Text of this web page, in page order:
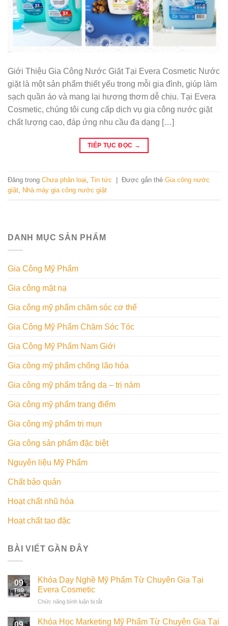
Giới Thiệu Gia Công Nước Giặt Tại Evera Cosmetic Nước
giặt là một sản phẩm thiết yếu trong mỗi gia đình, giúp làm
sạch quần áo và mang lại hương thơm dễ chịu. Tại Evera
Cosmetic, chúng tôi cung cấp dịch vụ gia công nước giặt
chất lượng cao, đáp ứng nhu cầu đa dạng […]
TIẾP TỤC ĐỌC →
Đăng trong Chưa phân loại, Tin tức Được gắn thẻ Gia công nước
giặt, Nhà máy gia công nước giặt
DANH MỤC SẢN PHẨM
Gia Công Mỹ Phẩm
Gia công mặt nạ
Gia công mỹ phẩm chăm sóc cơ thể
Gia Công Mỹ Phẩm Chăm Sóc Tóc
Gia Công Mỹ Phẩm Nam Giới
Gia công mỹ phẩm chống lão hóa
Gia công mỹ phẩm trắng da – trị nám
Gia công mỹ phẩm trang điểm
Gia công mỹ phẩm trị mụn
Gia công sản phẩm đặc biệt
Nguyên liệu Mỹ Phẩm
Chất bảo quản
Hoạt chất nhũ hóa
Hoạt chất tạo đặc
BÀI VIẾT GẦN ĐÂY
09
Th9
Khóa Dạy Nghề Mỹ Phẩm Từ Chuyên Gia Tại
Evera Cosmetic
Chức năng bình luận bị tắtở
Khóa Học Marketing Mỹ Phẩm Từ Chuyên Gia Tại